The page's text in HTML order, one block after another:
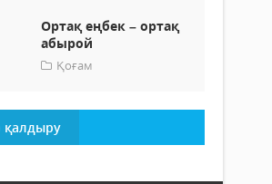
Ортақ еңбек – ортақ
абырой
Қоғам
қалдыру